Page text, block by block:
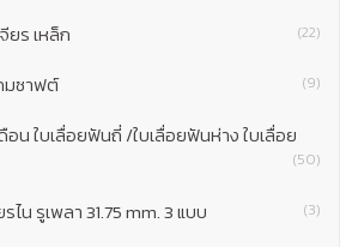
ยร เหล็ก (22)
มซาฟต์ (9)
อน ใบเลื่อยฟันถี่ /ใบเลื่อยฟันห่าง ใบเลื่อย
(50)
น รูเพลา 31.75 mm. 3 แบบ (3)